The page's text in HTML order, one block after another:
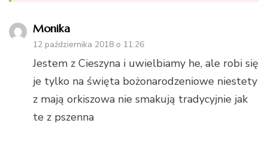
Monika
12 października 2018 o 11:26
Jestem z Cieszyna i uwielbiamy he, ale robi się
je tylko na święta bożonarodzeniowe niestety
z mają orkiszowa nie smakują tradycyjnie jak
te z pszenna